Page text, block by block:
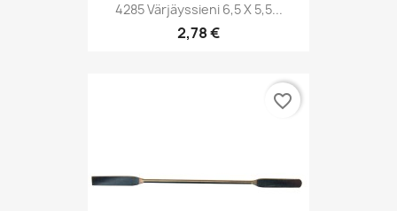
4285 Värjäyssieni 6,5 X 5,5...
2,78 €
favorite_border